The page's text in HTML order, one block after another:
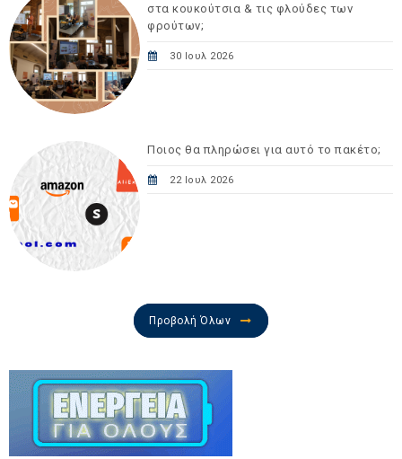
στα κουκούτσια & τις φλούδες των
φρούτων;
30 Ιουλ 2026
Ποιος θα πληρώσει για αυτό το πακέτο;
22 Ιουλ 2026
Προβολή Όλων